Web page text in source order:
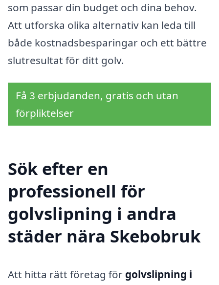
som passar din budget och dina behov.
Att utforska olika alternativ kan leda till
både kostnadsbesparingar och ett bättre
slutresultat för ditt golv.
Få 3 erbjudanden, gratis och utan
förpliktelser
Sök efter en
professionell för
golvslipning i andra
städer nära Skebobruk
Att hitta rätt företag för golvslipning i